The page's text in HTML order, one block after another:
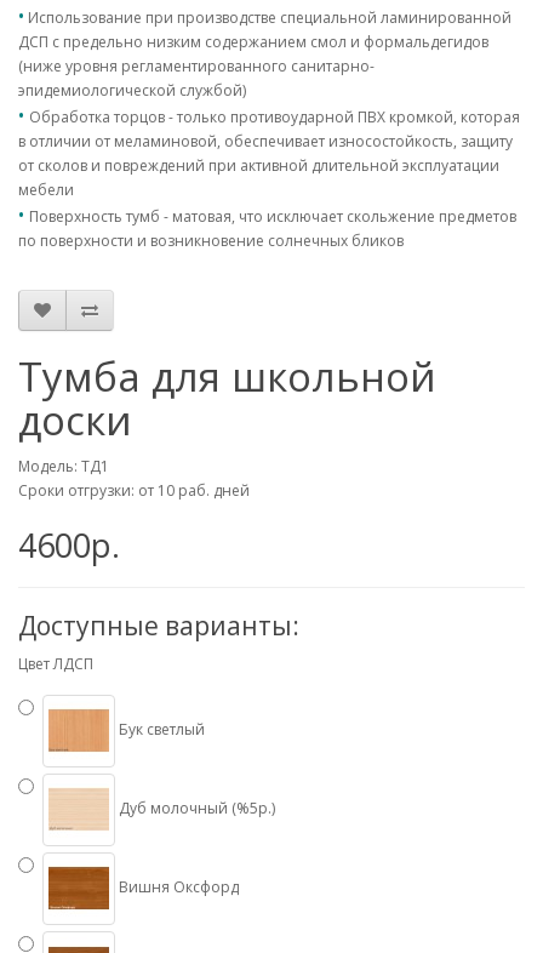
• Использование при производстве специальной ламинированной
ДСП с предельно низким содержанием смол и формальдегидов
(ниже уровня регламентированного санитарно-
эпидемиологической службой)
• Обработка торцов - только противоударной ПВХ кромкой, которая
в отличии от меламиновой, обеспечивает износостойкость, защиту
от сколов и повреждений при активной длительной эксплуатации
мебели
• Поверхность тумб - матовая, что исключает скольжение предметов
по поверхности и возникновение солнечных бликов
Тумба для школьной
доски
Модель: ТД1
Сроки отгрузки: от 10 раб. дней
4600р.
Доступные варианты:
Цвет ЛДСП
Бук светлый
Дуб молочный (%5р.)
Вишня Оксфорд